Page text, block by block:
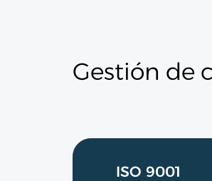
Gestión de
ISO 9001